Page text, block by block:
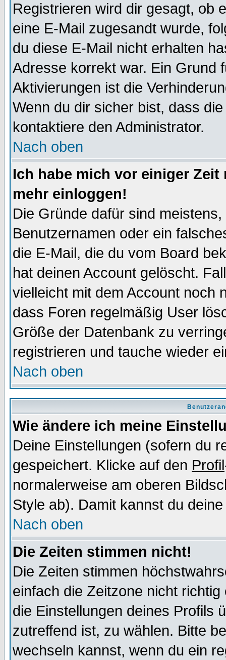
Registrieren wird dir gesagt, ob
eine E-Mail zugesandt wurde,
du diese E-Mail nicht erhalten
Adresse korrekt war. Ein Grund
Aktivierungen ist die
Wenn du dir sicher bist, dass
kontaktiere den Administrator.
Nach oben
Ich habe mich vor einiger
mehr einloggen!
Die Gründe dafür sind
Benutzernamen oder ein
die E-Mail, die du vom Board
hat deinen Account gelöscht.
vielleicht mit dem Account noch
dass Foren regelmäßig User
Größe der Datenbank zu
registrieren und tauche wieder
Nach oben
Wie ändere ich meine
Deine Einstellungen (sofern du
gespeichert. Klicke auf den Profil
normalerweise am oberen
Style ab). Damit kannst du
Nach oben
Die Zeiten stimmen nicht!
Die Zeiten stimmen
einfach die Zeitzone nicht
die Einstellungen deines Profils
zutreffend ist, zu wählen. Bitte
wechseln kannst, wenn du ein